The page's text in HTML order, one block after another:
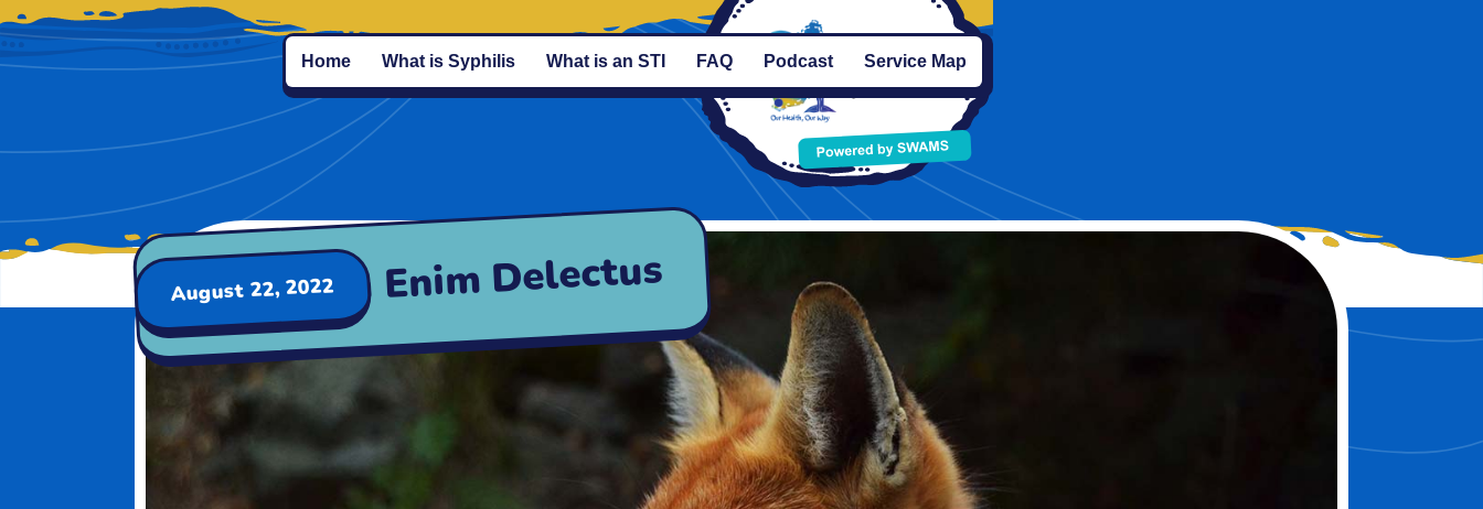
Home What is Syphilis What is an STI FAQ Podcast Service Map
Nemo Ea Enim Delectus
August 22, 2022